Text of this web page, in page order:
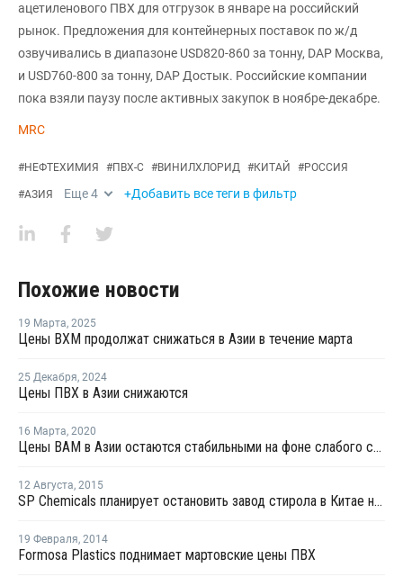
ацетиленового ПВХ для отгрузок в январе на российский
рынок. Предложения для контейнерных поставок по ж/д
озвучивались в диапазоне USD820-860 за тонну, DAP Москва,
и USD760-800 за тонну, DAP Достык. Российские компании
пока взяли паузу после активных закупок в ноябре-декабре.
MRC
#НЕФТЕХИМИЯ #ПВХ-С #ВИНИЛХЛОРИД #КИТАЙ #РОССИЯ
#АЗИЯ Еще4 +Добавить все теги в фильтр
Похожие новости
19 Марта, 2025
Цены ВХМ продолжат снижаться в Азии в течение марта
25 Декабря, 2024
Цены ПВХ в Азии снижаются
16 Марта, 2020
Цены ВАМ в Азии остаются стабильными на фоне слабого спроса
12 Августа, 2015
SP Chemicals планирует остановить завод стирола в Китае на профилактику
19 Февраля, 2014
Formosa Plastics поднимает мартовские цены ПВХ